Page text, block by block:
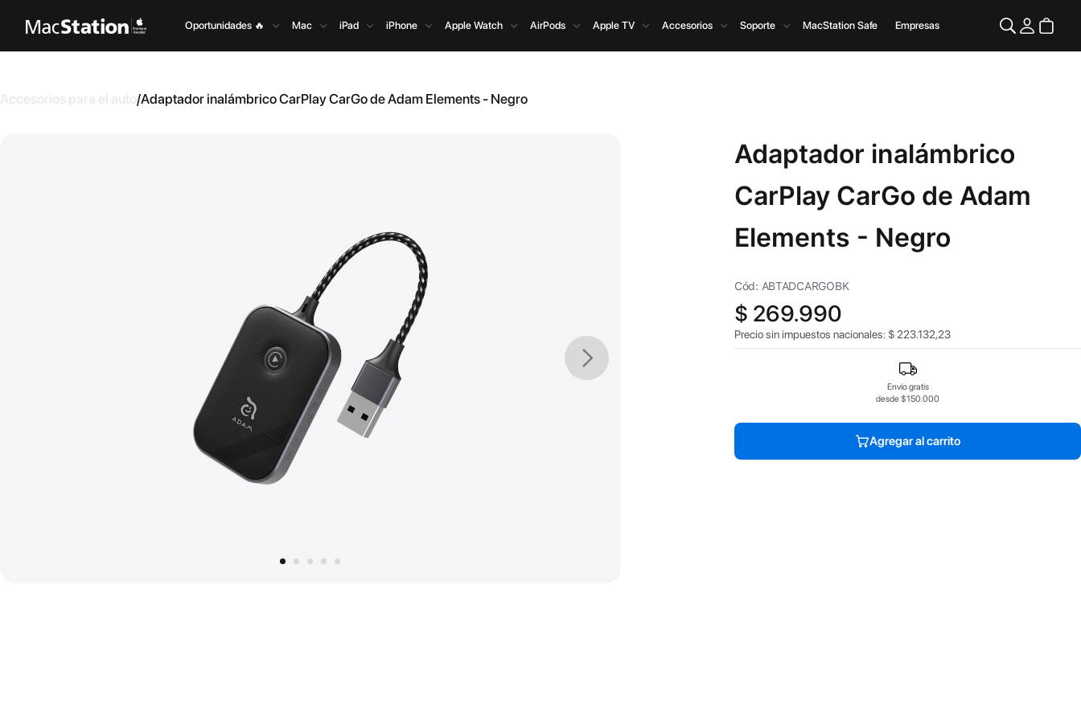
Oportunidades 🔥 Mac iPad iPhone Apple Watch AirPods Apple TV Accesorios Soporte MacStation Safe Empresas
Accesorios para el auto/Adaptador inalámbrico CarPlay CarGo de Adam Elements - Negro
Adaptador inalámbrico
CarPlay CarGo de Adam
Elements - Negro
Cód: ABTADCARGOBK
$ 269.990
Precio sin impuestos nacionales: $223.132,23
Envío gratis
desde $150.000
Agregar al carrito